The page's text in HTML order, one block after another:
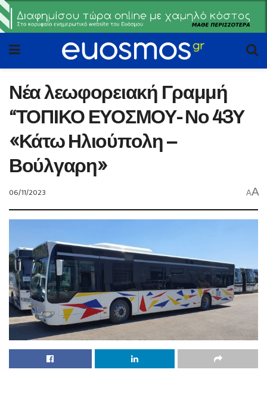
Νέα λεωφορειακή Γραμμή
“ΤΟΠΙΚΟ ΕΥΟΣΜΟΥ- Νο 43Υ
«Κάτω Ηλιούπολη –
Βούλγαρη»
06/11/2023 AA